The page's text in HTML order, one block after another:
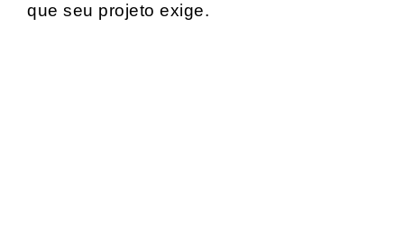
que seu projeto exige.